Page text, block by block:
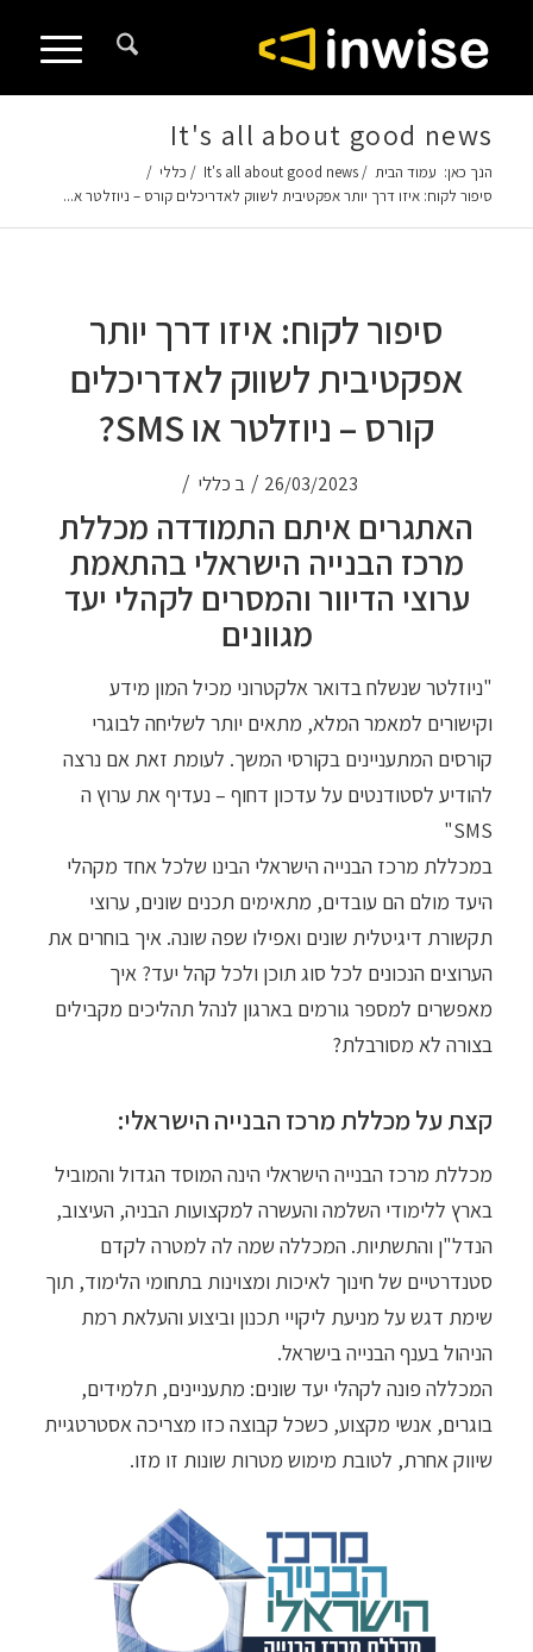
It's all about good news
הנך כאן: עמוד הבית /
It's all about good news
/ כללי /
סיפור לקוח: איזו דרך יותר אפקטיבית לשווק לאדריכלים קורס – ניוזלטר א...
סיפור לקוח: איזו דרך יותר
אפקטיבית לשווק לאדריכלים
קורס – ניוזלטר או SMS?
26/03/2023
/ ב כללי /
האתגרים איתם התמודדה מכללת
מרכז הבנייה הישראלי בהתאמת
ערוצי הדיוור והמסרים לקהלי יעד
מגוונים
"ניוזלטר שנשלח בדואר אלקטרוני מכיל המון מידע
וקישורים למאמר המלא, מתאים יותר לשליחה לבוגרי
קורסים המתעניינים בקורסי המשך. לעומת זאת אם נרצה
להודיע לסטודנטים על עדכון דחוף – נעדיף את ערוץ ה
SMS"
במכללת מרכז הבנייה הישראלי הבינו שלכל אחד מקהלי
היעד מולם הם עובדים, מתאימים תכנים שונים, ערוצי
תקשורת דיגיטלית שונים ואפילו שפה שונה. איך בוחרים את
הערוצים הנכונים לכל סוג תוכן ולכל קהל יעד? איך
מאפשרים למספר גורמים בארגון לנהל תהליכים מקבילים
בצורה לא מסורבלת?
קצת על מכללת מרכז הבנייה הישראלי:
מכללת מרכז הבנייה הישראלי הינה המוסד הגדול והמוביל
בארץ ללימודי השלמה והעשרה למקצועות הבניה, העיצוב,
הנדל"ן והתשתיות. המכללה שמה לה למטרה לקדם
סטנדרטיים של חינוך לאיכות ומצוינות בתחומי הלימוד, תוך
שימת דגש על מניעת ליקויי תכנון וביצוע והעלאת רמת
הניהול בענף הבנייה בישראל.
המכללה פונה לקהלי יעד שונים: מתעניינים, תלמידים,
בוגרים, אנשי מקצוע, כשכל קבוצה כזו מצריכה אסטרטגיית
שיווק אחרת, לטובת מימוש מטרות שונות זו מזו.